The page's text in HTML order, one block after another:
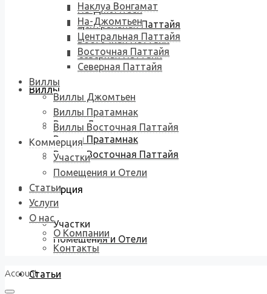
На-Джомтьен
Центральная Паттайя
Восточная Паттайя
Северная Паттайя
Виллы
Виллы Джомтьен
Виллы Пратамнак
Виллы Восточная Паттайя
Коммерция
Участки
Помещения и Отели
Статьи
Наклуа Вонгамат
На-Джомтьен
Центральная Паттайя
Восточная Паттайя
Северная Паттайя
Виллы
Виллы Джомтьен
Виллы Пратамнак
Виллы Восточная Паттайя
Коммерция
Участки
Помещения и Отели
Статьи
Услуги
О нас
О Компании
Контакты
Account